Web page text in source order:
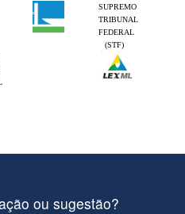
SUPREMO
TRIBUNAL
FEDERAL
(STF)
ou sugestão?